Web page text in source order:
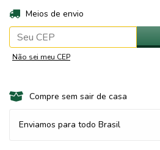
Entregas para o CEP:
Meios de envio
Não sei meu CEP
Compre sem sair de casa
Enviamos para todo Brasil